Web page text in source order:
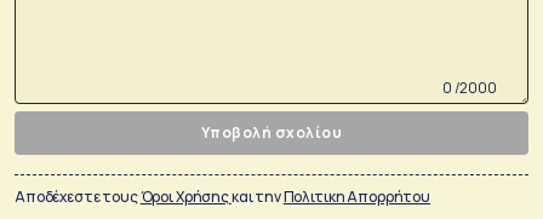
0 /2000
Υποβολή σχολίου
Αποδέχεστε τουςΌροι Χρήσηςκαι τηνΠολιτικη Απορρήτου